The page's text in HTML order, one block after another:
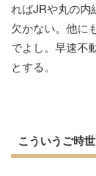
ればJRや丸の内
欠かない。他に
でよし。早速不
とする。
こういうご時